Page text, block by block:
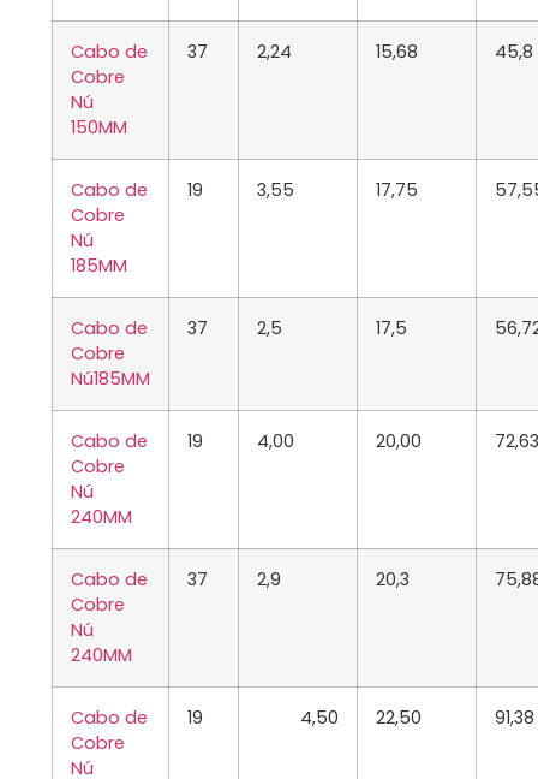
Cabo de
Cobre
Nú
150MM
37 2,24 15,68 45,8
Cabo de
Cobre
Nú
185MM
19 3,55 17,75
Cabo de
Cobre
Nú185MM
37 2,5 17,5
Cabo de
Cobre
Nú
240MM
19 4,00 20,00 72,63
Cabo de
Cobre
Nú
240MM
37 2,9 20,3
Cabo de
Cobre
Nú
19 4,50 22,50 91,38